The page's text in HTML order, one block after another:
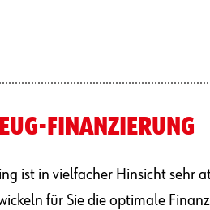
FINANZIERUNG
ist in vielfacher Hinsicht
für Sie die optimale